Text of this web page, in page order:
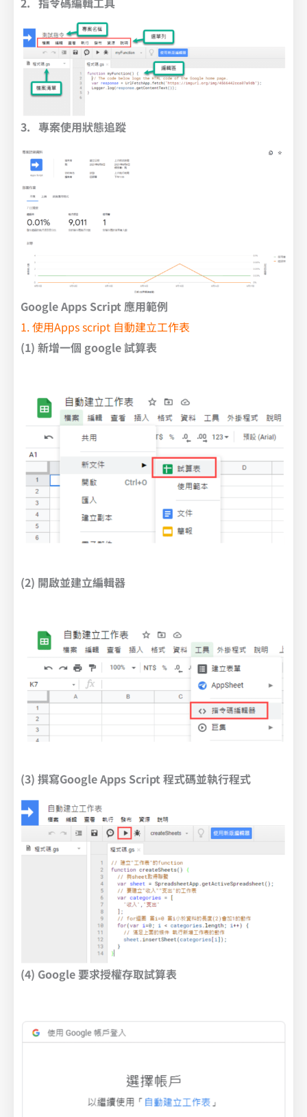
3. 專案使用狀態追蹤
Google Apps Script 應用範例
1. 使用Apps script 自動建立工作表
(1) 新增一個 google 試算表
(2) 開啟並建立編輯器
(3) 撰寫Google Apps Script 程式碼並執行程式
(4) Google 要求授權存取試算表